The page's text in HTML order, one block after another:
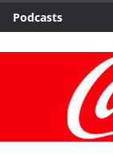
Podcasts